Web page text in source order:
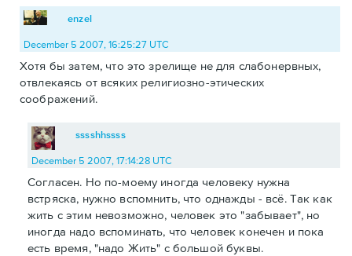
enzel
December 5 2007, 16:25:27 UTC
Хотя бы затем, что это зрелище не для слабонервных,
отвлекаясь от всяких религиозно-этических
соображений.
sssshhssss
December 5 2007, 17:14:28 UTC
Согласен. Но по-моему иногда человеку нужна
встряска, нужно вспомнить, что однажды - всё. Так как
жить с этим невозможно, человек это "забывает", но
иногда надо вспоминать, что человек конечен и пока
есть время, "надо Жить" с большой буквы.